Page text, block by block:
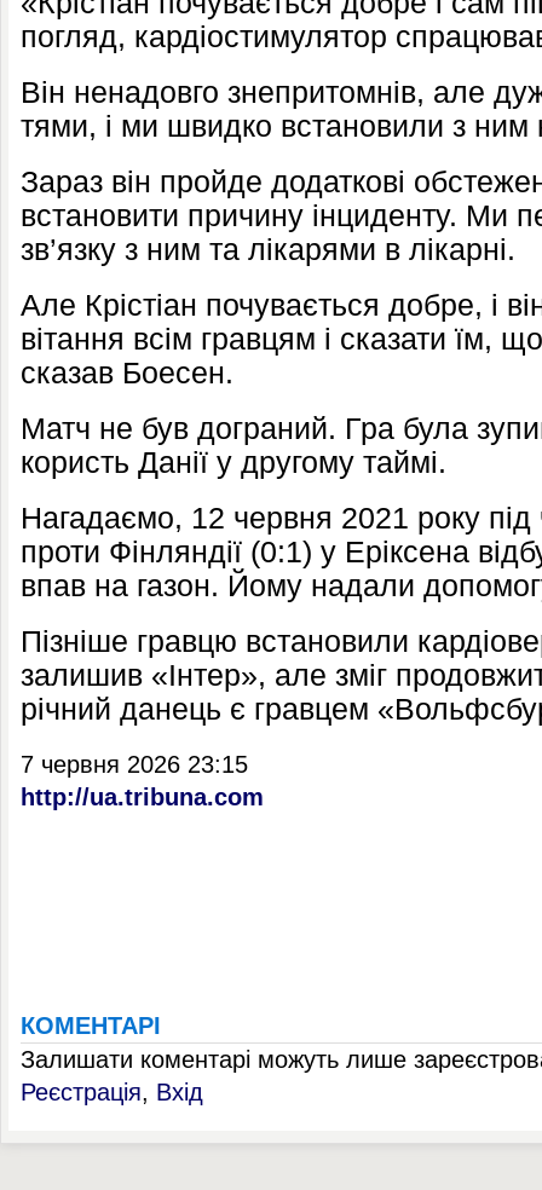
погляд, кардіостимулятор
Він ненадовго знепритомнів, але
тями, і ми швидко встановили з ним
Зараз він пройде додаткові
встановити причину інциденту. Ми
зв’язку з ним та лікарями в лікарні.
Але Крістіан почувається добре, і
вітання всім гравцям і сказати їм,
сказав Боесен.
Матч не був дограний. Гра була
користь Данії у другому таймі.
Нагадаємо, 12 червня 2021 року
проти Фінляндії (0:1) у Еріксена
впав на газон. Йому надали
Пізніше гравцю встановили
залишив «Інтер», але зміг
річний данець є гравцем
7 червня 2026 23:15
http://ua.tribuna.com
КОМЕНТАРІ
Залишати коментарі можуть лише
Реєстрація, Вхід